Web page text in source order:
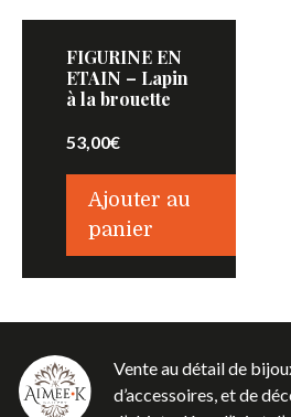
FIGURINE EN
ETAIN – Lapin
à la brouette
53,00€
Ajouter au
panier
Vente au détail de
d’accessoires, et de